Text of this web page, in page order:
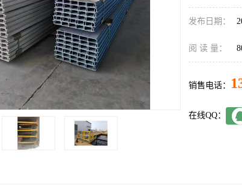
发布日期：
阅 读 量：
销售电话：
在线QQ：